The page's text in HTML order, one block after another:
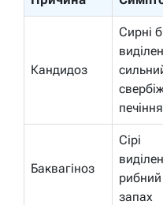
Кандидоз
Сирні
печіння
Баквагіноз
Сірі
рибний
запах